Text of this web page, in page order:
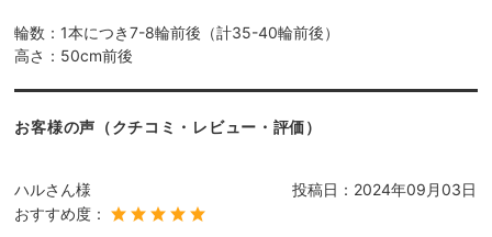
輪数：1本につき7-8輪前後（計35-40輪前後）
高さ：50cm前後
お客様の声（クチコミ・レビュー・評価）
ハルさん様 投稿日： 2024年09月03日
おすすめ度：